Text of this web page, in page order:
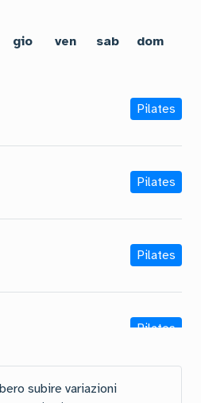
gio ven sab dom
Pilates
Pilates
Pilates
Pilates
subire variazioni